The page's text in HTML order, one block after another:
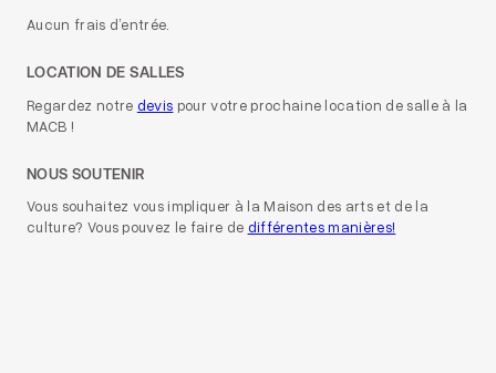
Aucun frais d’entrée.
LOCATION DE SALLES
Regardez notre devis pour votre prochaine location de salle à la
MACB !
NOUS SOUTENIR
Vous souhaitez vous impliquer à la Maison des arts et de la
culture? Vous pouvez le faire de différentes manières!